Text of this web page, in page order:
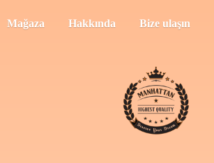
Mağaza Hakkında Bize ulaşın